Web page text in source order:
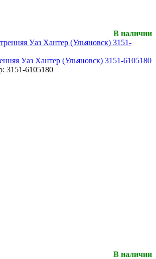
В наличии
Уаз Хантер (Ульяновск) 3151-6105180
3151-6105180
В наличии